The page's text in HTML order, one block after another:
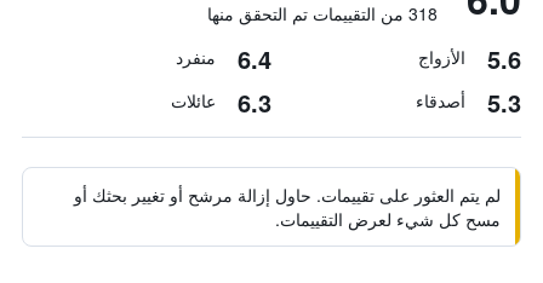
318 من التقييمات تم التحقق منها
5.6 الأزواج 6.4 منفرد
5.3 أصدقاء 6.3 عائلات
لم يتم العثور على تقييمات. حاول إزالة مرشح أو تغيير بحثك أو
مسح كل شيء لعرض التقييمات.